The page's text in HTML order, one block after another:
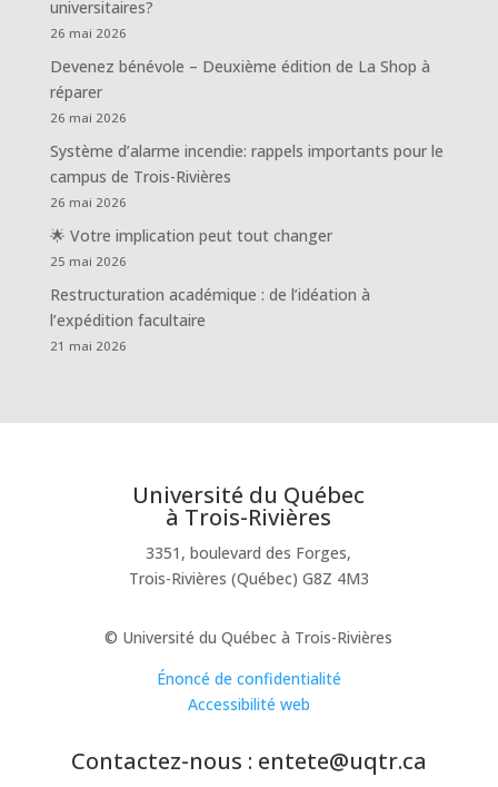
universitaires?
26 mai 2026
Devenez bénévole – Deuxième édition de La Shop à
réparer
26 mai 2026
Système d’alarme incendie: rappels importants pour le
campus de Trois-Rivières
26 mai 2026
🌟 Votre implication peut tout changer
25 mai 2026
Restructuration académique : de l’idéation à
l’expédition facultaire
21 mai 2026
Université du Québec
à Trois-Rivières
3351, boulevard des Forges,
Trois-Rivières (Québec) G8Z 4M3
© Université du Québec à Trois-Rivières
Énoncé de confidentialité
Accessibilité web
Contactez-nous : entete@uqtr.ca